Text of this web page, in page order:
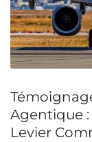
Agentique
Levier